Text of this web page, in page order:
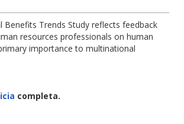
n
Benefits Trends Study reflects feedback
resources professionals on human
importance to multinational
completa.